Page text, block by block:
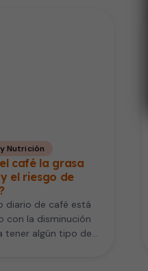
Nutrición
café la grasa
el riesgo de
diario de café está
con la disminución
tener algún tipo de